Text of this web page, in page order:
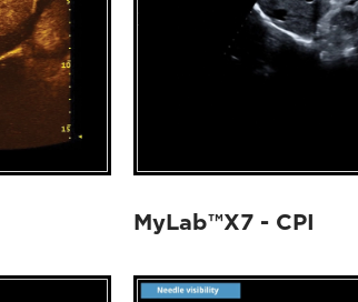
MyLab™X7 - CPI